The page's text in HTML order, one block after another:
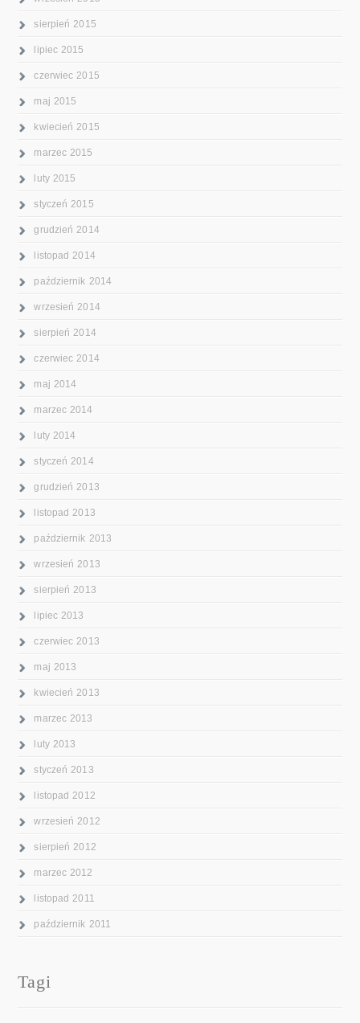
sierpień 2015
lipiec 2015
czerwiec 2015
maj 2015
kwiecień 2015
marzec 2015
luty 2015
styczeń 2015
grudzień 2014
listopad 2014
październik 2014
wrzesień 2014
sierpień 2014
czerwiec 2014
maj 2014
marzec 2014
luty 2014
styczeń 2014
grudzień 2013
listopad 2013
październik 2013
wrzesień 2013
sierpień 2013
lipiec 2013
czerwiec 2013
maj 2013
kwiecień 2013
marzec 2013
luty 2013
styczeń 2013
listopad 2012
wrzesień 2012
sierpień 2012
marzec 2012
listopad 2011
październik 2011
Tagi